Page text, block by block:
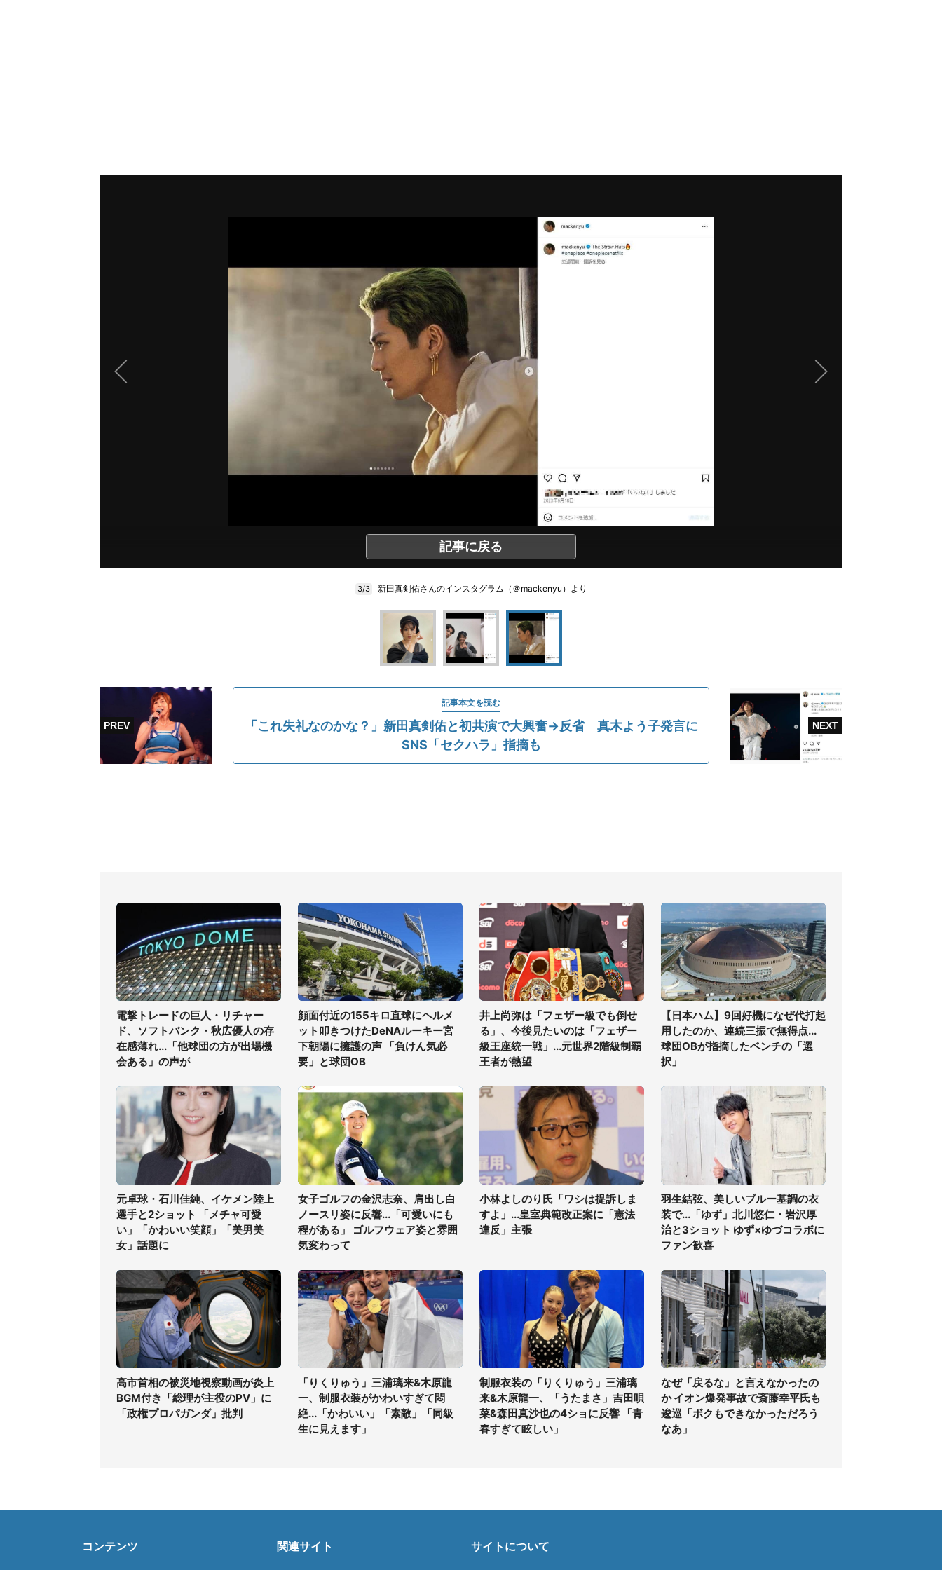
記事に戻る
3/3 新田真剣佑さんのインスタグラム（＠mackenyu）より
記事本文を読む
「これ失礼なのかな？」新田真剣佑と初共演で大興奮→反省 真木よう子発言に
SNS「セクハラ」指摘も
電撃トレードの巨人・リチャー
ド、ソフトバンク・秋広優人の存
在感薄れ...「他球団の方が出場機
会ある」の声が
顔面付近の155キロ直球にヘルメ
ット叩きつけたDeNAルーキー宮
下朝陽に擁護の声 「負けん気必
要」と球団OB
井上尚弥は「フェザー級でも倒せ
る」、今後見たいのは「フェザー
級王座統一戦」...元世界2階級制覇
王者が熱望
【日本ハム】9回好機になぜ代打起
用したのか、連続三振で無得点...
球団OBが指摘したベンチの「選
択」
元卓球・石川佳純、イケメン陸上
選手と2ショット 「メチャ可愛
い」「かわいい笑顔」「美男美
女」話題に
女子ゴルフの金沢志奈、肩出し白
ノースリ姿に反響...「可愛いにも
程がある」 ゴルフウェア姿と雰囲
気変わって
小林よしのり氏「ワシは提訴しま
すよ」...皇室典範改正案に「憲法
違反」主張
羽生結弦、美しいブルー基調の衣
装で...「ゆず」北川悠仁・岩沢厚
治と3ショット ゆず×ゆづコラボに
ファン歓喜
高市首相の被災地視察動画が炎上
BGM付き「総理が主役のPV」に
「政権プロパガンダ」批判
「りくりゅう」三浦璃来&木原龍
一、制服衣装がかわいすぎて悶
絶...「かわいい」「素敵」「同級
生に見えます」
制服衣装の「りくりゅう」三浦璃
来&木原龍一、「うたまさ」吉田唄
菜&森田真沙也の4ショに反響 「青
春すぎて眩しい」
なぜ「戻るな」と言えなかったの
か イオン爆発事故で斎藤幸平氏も
逡巡「ボクもできなかっただろう
なあ」
コンテンツ 関連サイト サイトについて